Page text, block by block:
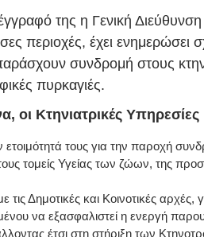
της η Γενική
περιοχές, έχει ενημερώσει
συνδρομή στους
πυρκαγιές.
οι Κτηνιατρικές Υπηρεσίες
ετοιμότητά τους για την παροχή
τομείς Υγείας των ζώων, της
τις Δημοτικές και Κοινοτικές
να εξασφαλιστεί η ενεργή
έτσι στη στήριξη των